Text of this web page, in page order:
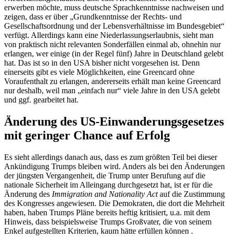
erwerben möchte, muss deutsche Sprachkenntnisse nachweisen und
zeigen, dass er über „Grundkenntnisse der Rechts- und
Gesellschaftsordnung und der Lebensverhältnisse im Bundesgebiet“
verfügt. Allerdings kann eine Niederlassungserlaubnis, sieht man
von praktisch nicht relevanten Sonderfällen einmal ab, ohnehin nur
erlangen, wer einige (in der Regel fünf) Jahre in Deutschland gelebt
hat. Das ist so in den USA bisher nicht vorgesehen ist. Denn
einerseits gibt es viele Möglichkeiten, eine Greencard ohne
Voraufenthalt zu erlangen, andererseits erhält man keine Greencard
nur deshalb, weil man „einfach nur“ viele Jahre in den USA gelebt
und ggf. gearbeitet hat.
Änderung des US-Einwanderungsgesetzes
mit geringer Chance auf Erfolg
Es sieht allerdings danach aus, dass es zum größten Teil bei dieser
Ankündigung Trumps bleiben wird. Anders als bei den Änderungen
der jüngsten Vergangenheit, die Trump unter Berufung auf die
nationale Sicherheit im Alleingang durchgesetzt hat, ist er für die
Änderung des Immigration and Nationality Actauf die Zustimmung
des Kongresses angewiesen. Die Demokraten, die dort die Mehrheit
haben, haben Trumps Pläne bereits heftig kritisiert, u.a. mit dem
Hinweis, dass beispielsweise Trumps Großvater, die von seinem
Enkel aufgestellten Kriterien, kaum hätte erfüllen können .